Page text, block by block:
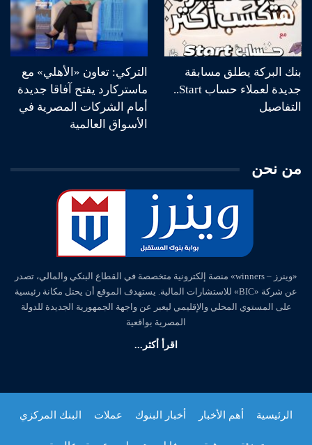
بنك البركة يطلق مسابقة
جديدة لعملاء حساب Start..
التفاصيل
التركي: تعاون «الأهلي» مع
ماستركارد يفتح آفاقا جديدة
أمام الشركات المصرية في
الأسواق العالمية
من نحن
«وينرز – winners» منصة إلكترونية متخصصة في القطاع البنكي والمالي، تصدر
عن شركة «BIC» للاستشارات المالية. يستهدف الموقع أن يحتل مكانة رئيسية
على المستوي المحلي والإقليمي ليعبر عن واجهة الجمهورية الجديدة للدولة
المصرية بواقعية
اقرأ أكثر...
الرئيسية أهم الأخبار أخبار البنوك عملات البنك المركزي